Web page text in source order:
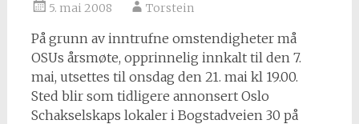
5. mai 2008 Torstein
På grunn av inntrufne omstendigheter må
OSUs årsmøte, opprinnelig innkalt til den 7.
mai, utsettes til onsdag den 21. mai kl 19.00.
Sted blir som tidligere annonsert Oslo
Schakselskaps lokaler i Bogstadveien 30 på